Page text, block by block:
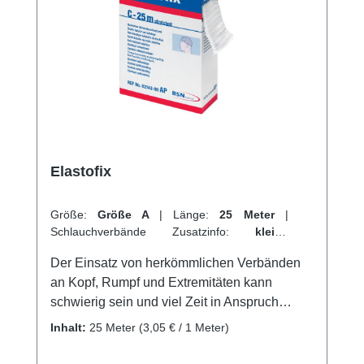
beim Anlegen erleichtert. Mit Cellona
Synthetikwatte kann man sicher sein, dass
exponierte Knochen und Nervenpartien
angemessen geschützt werden. Weitere
Informationen des Herstellers Kaufen Sie jetzt
Cellona Synthetikwatte online bei uns und
Kundenservice.
Elastofix
Größe: Größe A | Länge: 25 Meter |
Schlauchverbände Zusatzinfo: kleine
Abrechnungsart:Selbstzahler
Der Einsatz von herkömmlichen Verbänden
an Kopf, Rumpf und Extremitäten kann
schwierig sein und viel Zeit in Anspruch
nehmen. Als Alternative bietet sich hier der
Inhalt: 25 Meter (3,05 € / 1 Meter)